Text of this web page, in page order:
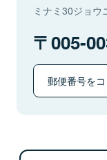
ミナミ30ジョウ
005-
郵便番号を